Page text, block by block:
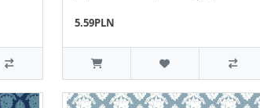
5.59PLN